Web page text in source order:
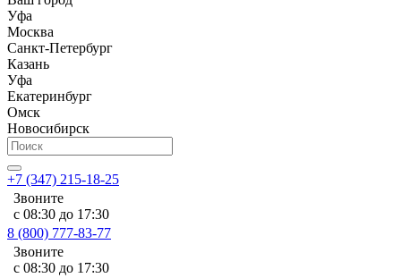
Уфа
Москва
Санкт-Петербург
Казань
Уфа
Екатеринбург
Омск
Новосибирск
+7 (347) 215-18-25
Звоните
с 08:30 до 17:30
8 (800) 777-83-77
Звоните
с 08:30 до 17:30